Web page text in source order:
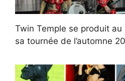
Twin Temple se produit
sa tournée de l’automne